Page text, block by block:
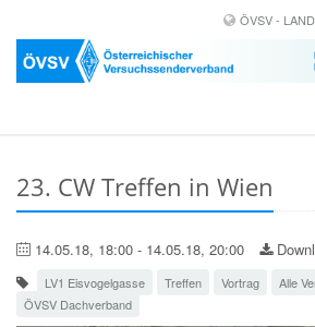
ÖVSV -
23. CW Treffen in Wien
14.05.18, 18:00 - 14.05.18, 20:00
LV1 Eisvogelgasse Treffen Vortrag Alle
ÖVSV Dachverband